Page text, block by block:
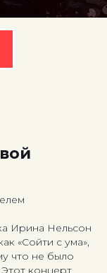
Ирина Нельсон
«Сойти с ума»,
что не было
концерт